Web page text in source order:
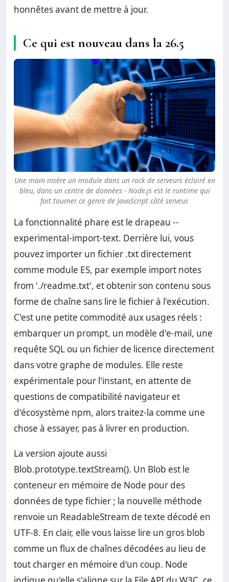
honnêtes avant de mettre à jour.
Ce qui est nouveau dans la 26.5
Une main insère un module dans un rack de serveurs éclairé en
bleu, dans un centre de données - Node.js est le runtime qui
fait tourner ce genre de JavaScript côté serveur.
La fonctionnalité phare est le drapeau --
experimental-import-text. Derrière lui, vous
pouvez importer un fichier .txt directement
comme module ES, par exemple import notes
from './readme.txt', et obtenir son contenu sous
forme de chaîne sans lire le fichier à l'exécution.
C'est une petite commodité aux usages réels :
embarquer un prompt, un modèle d'e-mail, une
requête SQL ou un fichier de licence directement
dans votre graphe de modules. Elle reste
expérimentale pour l'instant, en attente de
questions de compatibilité navigateur et
d'écosystème npm, alors traitez-la comme une
chose à essayer, pas à livrer en production.
La version ajoute aussi
Blob.prototype.textStream(). Un Blob est le
conteneur en mémoire de Node pour des
données de type fichier ; la nouvelle méthode
renvoie un ReadableStream de texte décodé en
UTF-8. En clair, elle vous laisse lire un gros blob
comme un flux de chaînes décodées au lieu de
tout charger en mémoire d'un coup. Node